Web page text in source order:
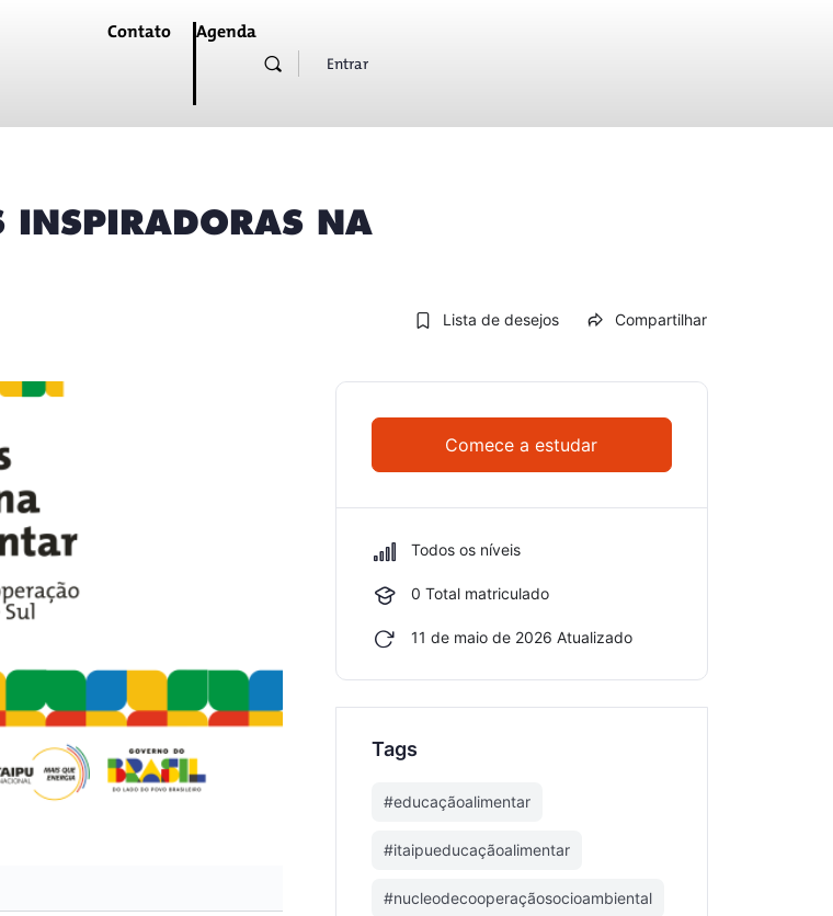
Contato Agenda
Entrar
INSPIRADORAS NA
Lista de desejos Compartilhar
Comece a estudar
Todos os níveis
0 Total matriculado
11 de maio de 2026 Atualizado
Tags
#educaçãoalimentar
#itaipueducaçãoalimentar
#nucleodecooperaçãosocioambiental